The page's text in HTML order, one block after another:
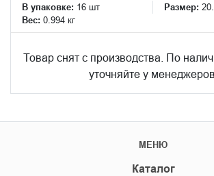
В упаковке: 16 шт Размер:
Вес: 0.994 кг
Товар снят с производства. По
уточняйте у менеджеров.
МЕНЮ
Каталог